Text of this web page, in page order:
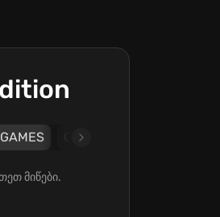
Owlcat Games
მიწები.